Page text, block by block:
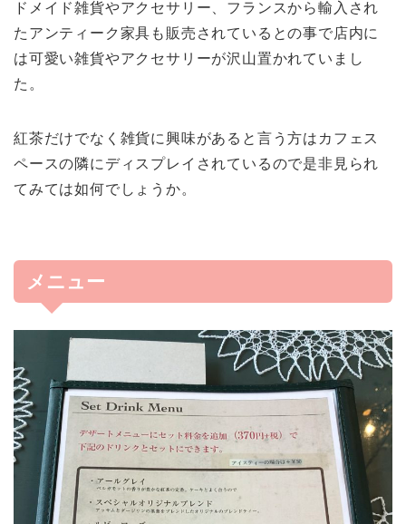
ドメイド雑貨やアクセサリー、フランスから輸入され
たアンティーク家具も販売されているとの事で店内に
は可愛い雑貨やアクセサリーが沢山置かれていまし
た。
紅茶だけでなく雑貨に興味があると言う方はカフェス
ペースの隣にディスプレイされているので是非見られ
てみては如何でしょうか。
メニュー